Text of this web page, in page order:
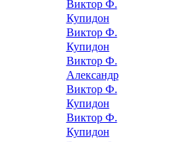
Виктор Ф.
Купидон
Виктор Ф.
Купидон
Виктор Ф.
Александр
Виктор Ф.
Купидон
Виктор Ф.
Купидон